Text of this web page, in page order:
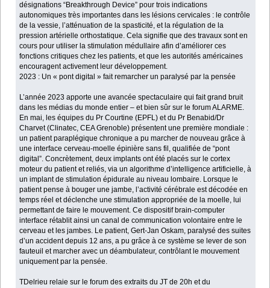
désignations “Breakthrough Device” pour trois indications
autonomiques très importantes dans les lésions cervicales : le contrôle
de la vessie, l’atténuation de la spasticité, et la régulation de la
pression artérielle orthostatique. Cela signifie que des travaux sont en
cours pour utiliser la stimulation médullaire afin d’améliorer ces
fonctions critiques chez les patients, et que les autorités américaines
encouragent activement leur développement.
2023 : Un « pont digital » fait remarcher un paralysé par la pensée
L’année 2023 apporte une avancée spectaculaire qui fait grand bruit
dans les médias du monde entier – et bien sûr sur le forum ALARME.
En mai, les équipes du Pr Courtine (EPFL) et du Pr Benabid/Dr
Charvet (Clinatec, CEA Grenoble) présentent une première mondiale :
un patient paraplégique chronique a pu marcher de nouveau grâce à
une interface cerveau-moelle épinière sans fil, qualifiée de “pont
digital”. Concrètement, deux implants ont été placés sur le cortex
moteur du patient et reliés, via un algorithme d’intelligence artificielle, à
un implant de stimulation épidurale au niveau lombaire. Lorsque le
patient pense à bouger une jambe, l’activité cérébrale est décodée en
temps réel et déclenche une stimulation appropriée de la moelle, lui
permettant de faire le mouvement. Ce dispositif brain-computer
interface rétablit ainsi un canal de communication volontaire entre le
cerveau et les jambes. Le patient, Gert-Jan Oskam, paralysé des suites
d’un accident depuis 12 ans, a pu grâce à ce système se lever de son
fauteuil et marcher avec un déambulateur, contrôlant le mouvement
uniquement par la pensée.
TDelrieu relaie sur le forum des extraits du JT de 20h et du